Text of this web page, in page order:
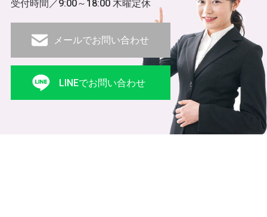
受付時間／9:00～18:00 木曜定休
メールでお問い合わせ
LINEでお問い合わせ